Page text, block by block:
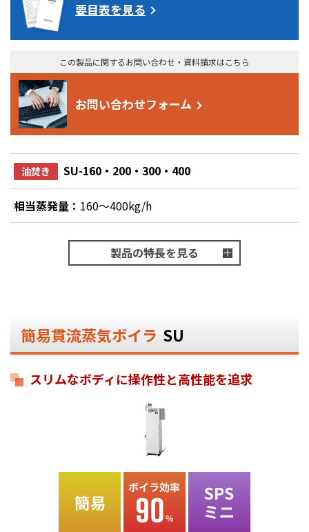
要目表を見る
この製品に関するお問い合わせ・資料請求はこちら
お問い合わせフォーム
油焚き SU-160・200・300・400
相当蒸発量： 160～400kg/h
製品の特長を見る
簡易貫流蒸気ボイラ SU
スリムなボディに操作性と高性能を追求